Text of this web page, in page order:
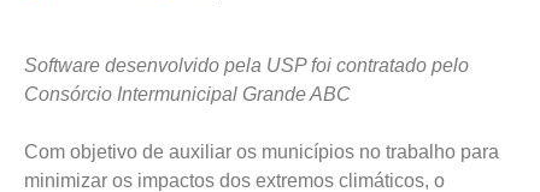
Software desenvolvido pela USP foi contratado pelo
Consórcio Intermunicipal Grande ABC
Com objetivo de auxiliar os municípios no trabalho para
minimizar os impactos dos extremos climáticos, o